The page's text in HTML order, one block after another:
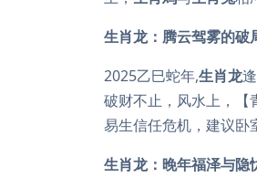
生肖龙：腾云驾雾的破
2025乙巳蛇年,生肖龙
破财不止，风水上，【
易生信任危机，建议卧
生肖龙：晚年福泽与隐